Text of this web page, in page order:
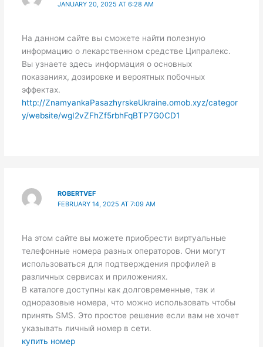
JANUARY 20, 2025 AT 6:28 AM
На данном сайте вы сможете найти полезную
информацию о лекарственном средстве Ципралекс.
Вы узнаете здесь информация о основных
показаниях, дозировке и вероятных побочных
эффектах.
http://ZnamyankaPasazhyrskeUkraine.omob.xyz/categor
y/website/wgI2vZFhZf5rbhFqBTP7G0CD1
ROBERTVEF
FEBRUARY 14, 2025 AT 7:09 AM
На этом сайте вы можете приобрести виртуальные
телефонные номера разных операторов. Они могут
использоваться для подтверждения профилей в
различных сервисах и приложениях.
В каталоге доступны как долговременные, так и
одноразовые номера, что можно использовать чтобы
принять SMS. Это простое решение если вам не хочет
указывать личный номер в сети.
купить номер